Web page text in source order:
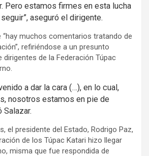
Pero estamos firmes en esta lucha
aseguró el dirigente.
“hay muchos comentarios tratando de
refiriéndose a un presunto
de la Federación Túpac
a dar la cara (…), en lo cual,
nosotros estamos en pie de
Salazar.
el presidente del Estado, Rodrigo Paz,
de los Túpac Katari hizo llegar
misma que fue respondida de